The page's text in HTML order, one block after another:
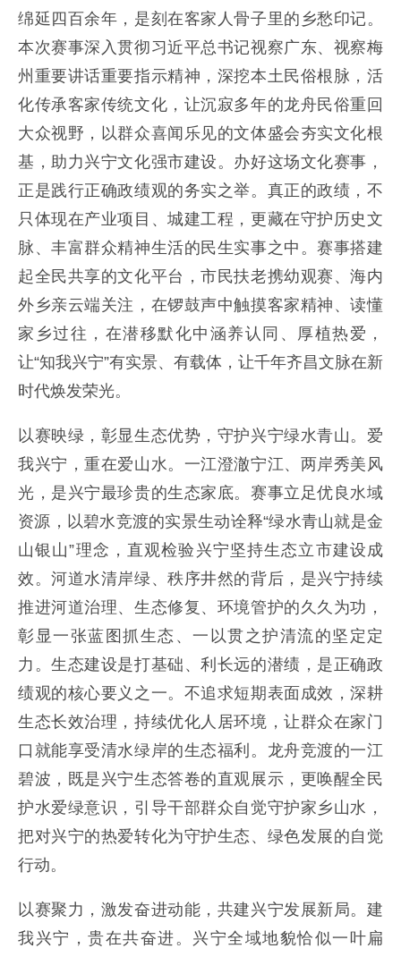
绵延四百余年，是刻在客家人骨子里的乡愁印记。
本次赛事深入贯彻习近平总书记视察广东、视察梅
州重要讲话重要指示精神，深挖本土民俗根脉，活
化传承客家传统文化，让沉寂多年的龙舟民俗重回
大众视野，以群众喜闻乐见的文体盛会夯实文化根
基，助力兴宁文化强市建设。办好这场文化赛事，
正是践行正确政绩观的务实之举。真正的政绩，不
只体现在产业项目、城建工程，更藏在守护历史文
脉、丰富群众精神生活的民生实事之中。赛事搭建
起全民共享的文化平台，市民扶老携幼观赛、海内
外乡亲云端关注，在锣鼓声中触摸客家精神、读懂
家乡过往，在潜移默化中涵养认同、厚植热爱，
让“知我兴宁”有实景、有载体，让千年齐昌文脉在新
时代焕发荣光。
以赛映绿，彰显生态优势，守护兴宁绿水青山。爱
我兴宁，重在爱山水。一江澄澈宁江、两岸秀美风
光，是兴宁最珍贵的生态家底。赛事立足优良水域
资源，以碧水竞渡的实景生动诠释“绿水青山就是金
山银山”理念，直观检验兴宁坚持生态立市建设成
效。河道水清岸绿、秩序井然的背后，是兴宁持续
推进河道治理、生态修复、环境管护的久久为功，
彰显一张蓝图抓生态、一以贯之护清流的坚定定
力。生态建设是打基础、利长远的潜绩，是正确政
绩观的核心要义之一。不追求短期表面成效，深耕
生态长效治理，持续优化人居环境，让群众在家门
口就能享受清水绿岸的生态福利。龙舟竞渡的一江
碧波，既是兴宁生态答卷的直观展示，更唤醒全民
护水爱绿意识，引导干部群众自觉守护家乡山水，
把对兴宁的热爱转化为守护生态、绿色发展的自觉
行动。
以赛聚力，激发奋进动能，共建兴宁发展新局。建
我兴宁，贵在共奋进。兴宁全域地貌恰似一叶扁